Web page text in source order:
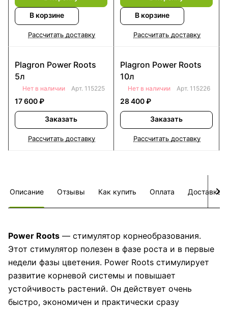
В корзине
Рассчитать доставку
В корзине
Рассчитать доставку
Plagron Power Roots
5л
Нет в наличии Арт. 115225
17 600 ₽
Заказать
Рассчитать доставку
Plagron Power Roots
10л
Нет в наличии Арт. 115226
28 400 ₽
Заказать
Рассчитать доставку
Описание Отзывы Как купить Оплата Доставка
Power Roots — стимулятор корнеобразования.
Этот стимулятор полезен в фазе роста и в первые
недели фазы цветения. Power Roots стимулирует
развитие корневой системы и повышает
устойчивость растений. Он действует очень
быстро, экономичен и практически сразу